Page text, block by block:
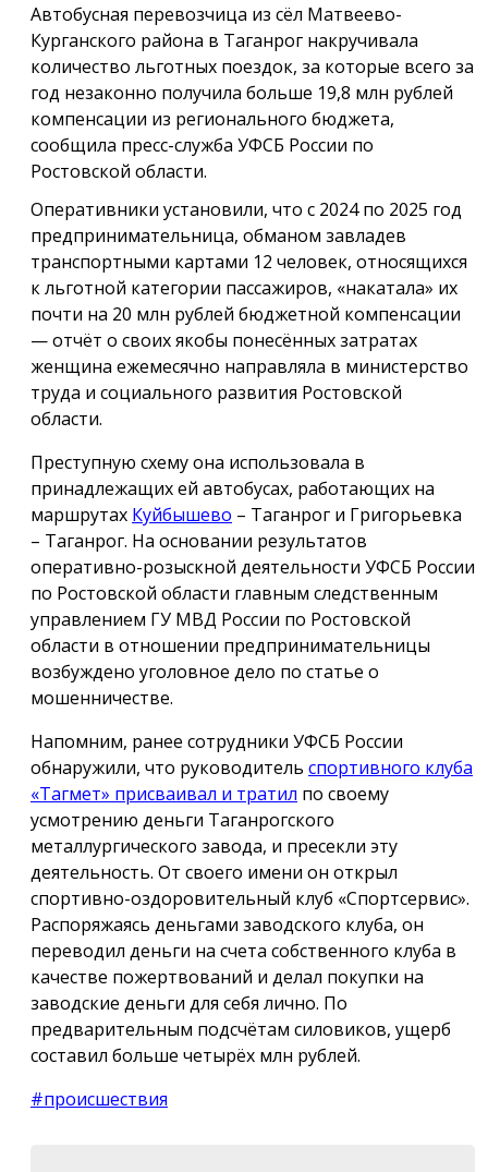
Автобусная перевозчица из сёл Матвеево-
Курганского района в Таганрог накручивала
количество льготных поездок, за которые всего за
год незаконно получила больше 19,8 млн рублей
компенсации из регионального бюджета,
сообщила пресс-служба УФСБ России по
Ростовской области.
Оперативники установили, что с 2024 по 2025 год
предпринимательница, обманом завладев
транспортными картами 12 человек, относящихся
к льготной категории пассажиров, «накатала» их
почти на 20 млн рублей бюджетной компенсации
— отчёт о своих якобы понесённых затратах
женщина ежемесячно направляла в министерство
труда и социального развития Ростовской
области.
Преступную схему она использовала в
принадлежащих ей автобусах, работающих на
маршрутах Куйбышево – Таганрог и Григорьевка
– Таганрог. На основании результатов
оперативно-розыскной деятельности УФСБ России
по Ростовской области главным следственным
управлением ГУ МВД России по Ростовской
области в отношении предпринимательницы
возбуждено уголовное дело по статье о
мошенничестве.
Напомним, ранее сотрудники УФСБ России
обнаружили, что руководитель спортивного клуба
«Тагмет» присваивал и тратил по своему
усмотрению деньги Таганрогского
металлургического завода, и пресекли эту
деятельность. От своего имени он открыл
спортивно-оздоровительный клуб «Спортсервис».
Распоряжаясь деньгами заводского клуба, он
переводил деньги на счета собственного клуба в
качестве пожертвований и делал покупки на
заводские деньги для себя лично. По
предварительным подсчётам силовиков, ущерб
составил больше четырёх млн рублей.
#происшествия